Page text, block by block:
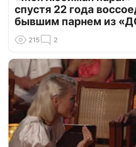
спустя 22 года
бывшим парнем из
215 2